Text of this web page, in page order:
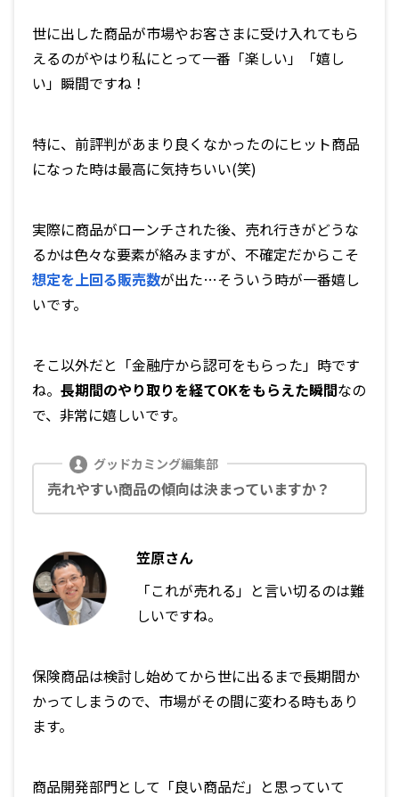
世に出した商品が市場やお客さまに受け入れてもら
えるのがやはり私にとって一番「楽しい」「嬉し
い」瞬間ですね！
特に、前評判があまり良くなかったのにヒット商品
になった時は最高に気持ちいい(笑)
実際に商品がローンチされた後、売れ行きがどうな
るかは色々な要素が絡みますが、不確定だからこそ
想定を上回る販売数が出た…そういう時が一番嬉し
いです。
そこ以外だと「金融庁から認可をもらった」時です
ね。 長期間のやり取りを経てOKをもらえた瞬間なの
で、非常に嬉しいです。
売れやすい商品の傾向は決まっていますか？
笠原さん
「これが売れる」と言い切るのは難
しいですね。
保険商品は検討し始めてから世に出るまで長期間か
かってしまうので、市場がその間に変わる時もあり
ます。
商品開発部門として「良い商品だ」と思っていて